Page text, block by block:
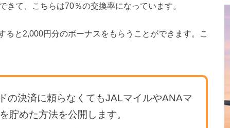
て、こちらは70％の交換率になっています。
と2,000円分のボーナスをもらうことができます。こ
の決済に頼らなくてもJALマイルやANAマ
貯めた方法を公開します。